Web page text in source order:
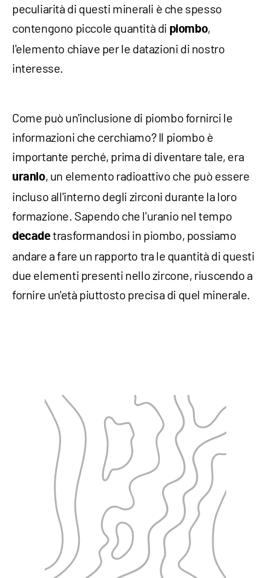
peculiarità di questi minerali è che spesso
contengono piccole quantità di piombo,
l'elemento chiave per le datazioni di nostro
interesse.
Come può un'inclusione di piombo fornirci le
informazioni che cerchiamo? Il piombo è
importante perché, prima di diventare tale, era
uranio, un elemento radioattivo che può essere
incluso all'interno degli zirconi durante la loro
formazione. Sapendo che l'uranio nel tempo
decadetrasformandosi in piombo, possiamo
andare a fare un rapporto tra le quantità di questi
due elementi presenti nello zircone, riuscendo a
fornire un'età piuttosto precisa di quel minerale.